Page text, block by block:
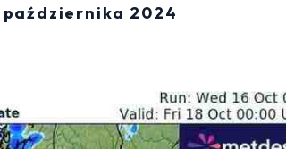
października 2024